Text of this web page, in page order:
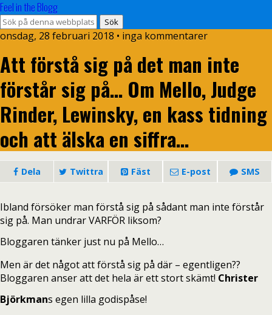
Feel in the Blogg
onsdag, 28 februari 2018 • inga kommentarer
Att förstå sig på det man inte
förstår sig på… Om Mello, Judge
Rinder, Lewinsky, en kass tidning
och att älska en siffra…
Dela Twittra Fäst E-post SMS
Ibland försöker man förstå sig på sådant man inte förstår
sig på. Man undrar VARFÖR liksom?
Bloggaren tänker just nu på Mello…
Men är det något att förstå sig på där – egentligen??
Bloggaren anser att det hela är ett stort skämt! Christer
Björkmans egen lilla godispåse!